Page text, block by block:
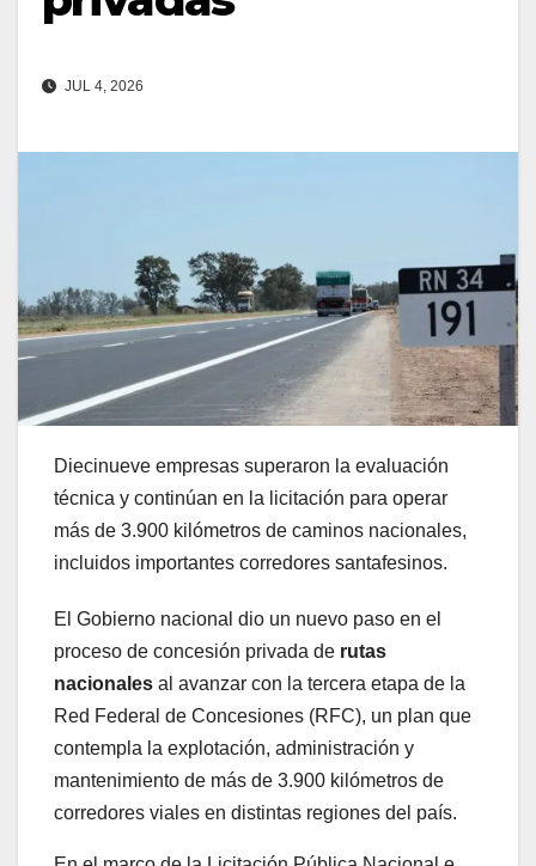
JUL 4, 2026
Diecinueve empresas superaron la evaluación
técnica y continúan en la licitación para operar
más de 3.900 kilómetros de caminos nacionales,
incluidos importantes corredores santafesinos.
El Gobierno nacional dio un nuevo paso en el
proceso de concesión privada de rutas
nacionales al avanzar con la tercera etapa de la
Red Federal de Concesiones (RFC), un plan que
contempla la explotación, administración y
mantenimiento de más de 3.900 kilómetros de
corredores viales en distintas regiones del país.